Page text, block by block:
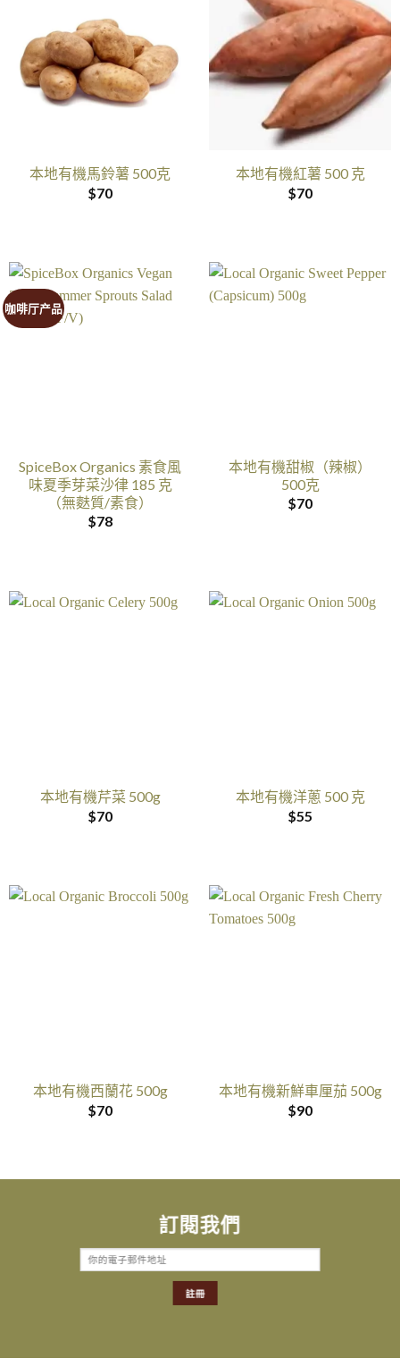
本地有機馬鈴薯 500克
$70
本地有機紅薯 500 克
$70
咖啡厅产品
SpiceBox Organics 素食風
味夏季芽菜沙律 185 克
（無麩質/素食）
$78
本地有機甜椒（辣椒）
500克
$70
本地有機芹菜 500g
$70
本地有機洋蔥 500 克
$55
本地有機西蘭花 500g
$70
本地有機新鮮車厘茄 500g
$90
訂閱我們